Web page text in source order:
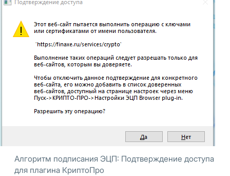
Алгоритм подписания ЭЦП: Подтверждение доступа
для плагина КриптоПро